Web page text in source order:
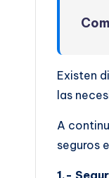
Existen
las
A
seguros